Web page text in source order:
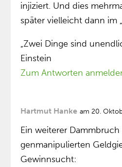
injiziert. Und dies
später vielleicht dann im
„Zwei Dinge sind
Einstein
Zum Antworten
Hartmut Hanke am 20.
Ein weiterer Dammbruch
genmanipulierten
Gewinnsucht: